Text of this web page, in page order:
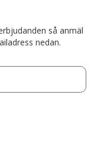
så anmäl
nedan.